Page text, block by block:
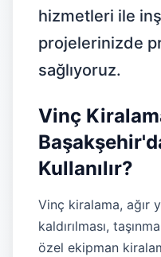
hizmetleri ile
projelerinizde
sağlıyoruz.
Vinç
Kullanılır?
Vinç kiralama, ağır
kaldırılması,
özel ekipman